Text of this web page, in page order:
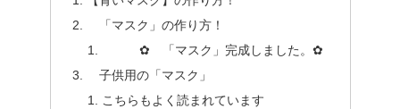
「マスク」の作り方！
✿ 「マスク」完成しました。✿
子供用の「マスク」
こちらもよく読まれています